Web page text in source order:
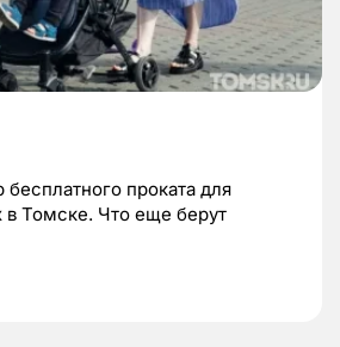
бесплатного проката для
Томске. Что еще берут